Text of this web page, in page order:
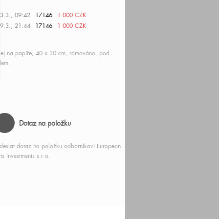
09:42 17146
1 000 CZK
21:44
17146 1 000 CZK
na papíře, 40 x 30 cm, rámováno, pod
Dotaz na položku
dotaz na položku odborníkovi European
Investments s.r.o.